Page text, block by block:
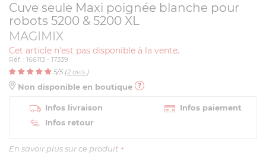
Cuve seule Maxi poignée blanche pour
robots 5200 & 5200 XL
MAGIMIX
Cet article n'est pas disponible à la vente.
Réf. : 166113 - 17339
5/5 (2 avis )
Non disponible en boutique
Infos livraison
Infos paiement
Infos retour
En savoir plus sur ce produit +